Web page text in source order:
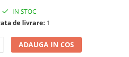
IN STOC
de livrare: 1
ADAUGA IN COS